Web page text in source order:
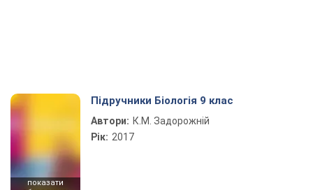
показати
Підручники Біологія 9 клас
Автори: К.М. Задорожній
Рік: 2017